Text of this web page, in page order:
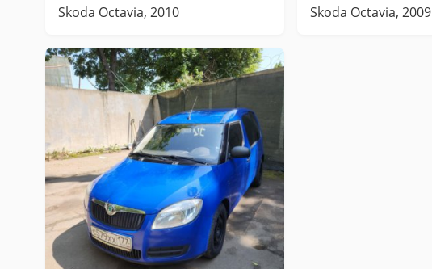
Skoda Octavia, 2010 Skoda Octavia, 2009